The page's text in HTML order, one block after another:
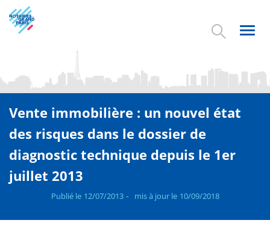
Aller
au
contenu
Vente immobilière : un nouvel état
des risques dans le dossier de
diagnostic technique depuis le 1er
juillet 2013
Publié le 12/07/2013 mis à jour le 10/09/2018